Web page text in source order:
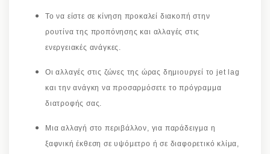
Το να είστε σε κίνηση προκαλεί διακοπή στην
ρουτίνα της προπόνησης και αλλαγές στις
ενεργειακές ανάγκες.
Οι αλλαγές στις ζώνες της ώρας δημιουργεί το jet lag
και την ανάγκη να προσαρμόσετε το πρόγραμμα
διατροφής σας.
Μια αλλαγή στο περιβάλλον, για παράδειγμα η
ξαφνική έκθεση σε υψόμετρο ή σε διαφορετικό κλίμα,